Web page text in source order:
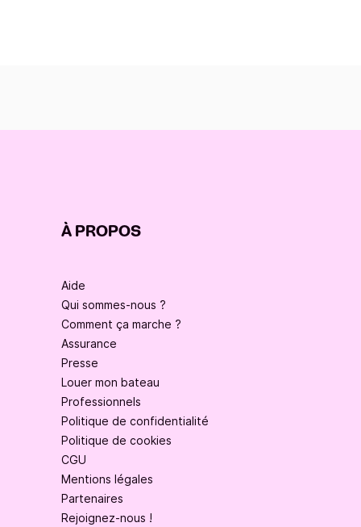
À PROPOS
Aide
Qui sommes-nous ?
Comment ça marche ?
Assurance
Presse
Louer mon bateau
Professionnels
Politique de confidentialité
Politique de cookies
CGU
Mentions légales
Partenaires
Rejoignez-nous !